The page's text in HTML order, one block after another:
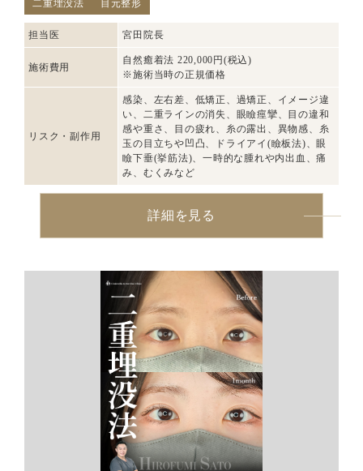
二重埋没法 目元整形
担当医 宮田院長
施術費用
自然癒着法 220,000円(税込)
※施術当時の正規価格
リスク・副作用
感染、左右差、低矯正、過矯正、イメージ違
い、二重ラインの消失、眼瞼痙攣、目の違和
感や重さ、目の疲れ、糸の露出、異物感、糸
玉の目立ちや凹凸、ドライアイ(瞼板法)、眼
瞼下垂(挙筋法)、一時的な腫れや内出血、痛
み、むくみなど
詳細を見る